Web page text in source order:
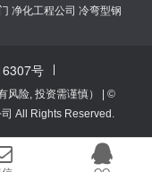
净化工程公司 冷弯型钢
号
有风险, 投资需谨慎） | ©
All Rights Reserved.